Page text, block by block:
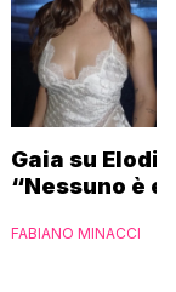
Gaia su
“Nessuno è
FABIANO MINACCI